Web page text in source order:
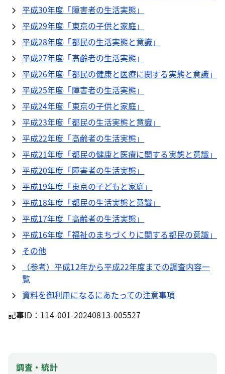
平成30年度「障害者の生活実態」
平成29年度「東京の子供と家庭」
平成28年度「都民の生活実態と意識」
平成27年度「高齢者の生活実態」
平成26年度「都民の健康と医療に関する実態と意識」
平成25年度「障害者の生活実態」
平成24年度「東京の子供と家庭」
平成23年度「都民の生活実態と意識」
平成22年度「高齢者の生活実態」
平成21年度「都民の健康と医療に関する実態と意識」
平成20年度「障害者の生活実態」
平成19年度「東京の子どもと家庭」
平成18年度「都民の生活実態と意識」
平成17年度「高齢者の生活実態」
平成16年度「福祉のまちづくりに関する都民の意識」
その他
（参考）平成12年から平成22年度までの調査内容一
覧
資料を御利用になるにあたっての注意事項
記事ID：114-001-20240813-005527
調査・統計